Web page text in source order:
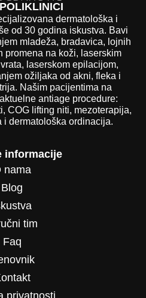
dermatološka i
od 30 godina iskustva. Bavi
mladeža, bradavica, lojnih
promena na koži, laserskim
laserskom epilacijom,
ožiljaka od akni, fleka i
Našim pacijentima na
antiage procedure:
COG lifting niti, mezoterapija,
dermatološka ordinacija.
informacije
nama
Blog
tim
Faq
privatnosti